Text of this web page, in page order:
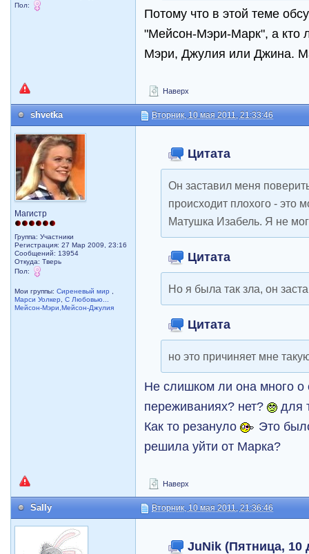
Пол:
Потому что в этой теме
"Мейсон-Мэри-Марк", а
Мэри, Джулия или Джина.
Наверх
shvetka Вторник, 10 мая 2011, 21:33:46
Магистр
Группа: Участники
Регистрация: 27 Мар 2009, 23:16
Сообщений: 13954
Откуда: Тверь
Пол:
Мои группы:Сиреневый мир
Марси Уолкер
,С Любовью...
Мейсон-Мэри,Мейсон-Джулия
Цитата
Он заставил меня
происходит плохого - это
Матушка Изабель. Я не
Цитата
Но я была так зла, он
Цитата
но это причиняет мне
Не слишком ли она много о
переживаниях? нет?
для
Как то резануло
Это
решила уйти от Марка?
Наверх
Sally Вторник, 10 мая 2011, 21:36:46
JuNik (Пятница, 10